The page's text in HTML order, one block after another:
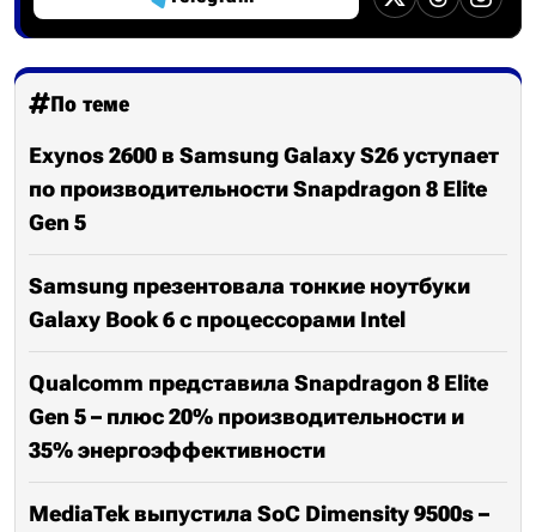
По теме
Exynos 2600 в Samsung Galaxy S26 уступает
по производительности Snapdragon 8 Elite
Gen 5
Samsung презентовала тонкие ноутбуки
Galaxy Book 6 с процессорами Intel
Qualcomm представила Snapdragon 8 Elite
Gen 5 – плюс 20% производительности и
35% энергоэффективности
MediaTek выпустила SoC Dimensity 9500s –